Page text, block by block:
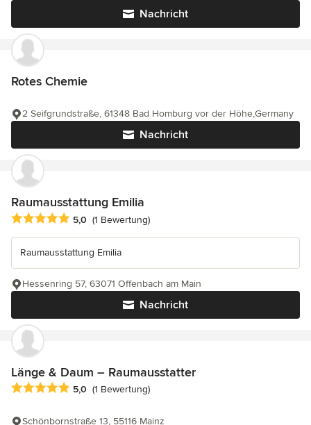
Nachricht
Rotes Chemie
Nachricht
2 Seifgrundstraße, 61348 Bad Homburg vor der Höhe,Germany
Raumausstattung Emilia
Durchschnittliche Bewertung: 5 von 5 Sternen
5,0 (1 Bewertung)
Raumausstattung Emilia
Nachricht
Hessenring 57, 63071 Offenbach am Main
Länge & Daum – Raumausstatter
Durchschnittliche Bewertung: 5 von 5 Sternen
5,0 (1 Bewertung)
Schönbornstraße 13, 55116 Mainz